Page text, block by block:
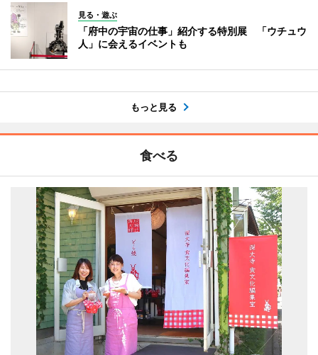
見る・遊ぶ
「府中の宇宙の仕事」紹介する特別展 「ウチュウ
人」に会えるイベントも
もっと見る
食べる